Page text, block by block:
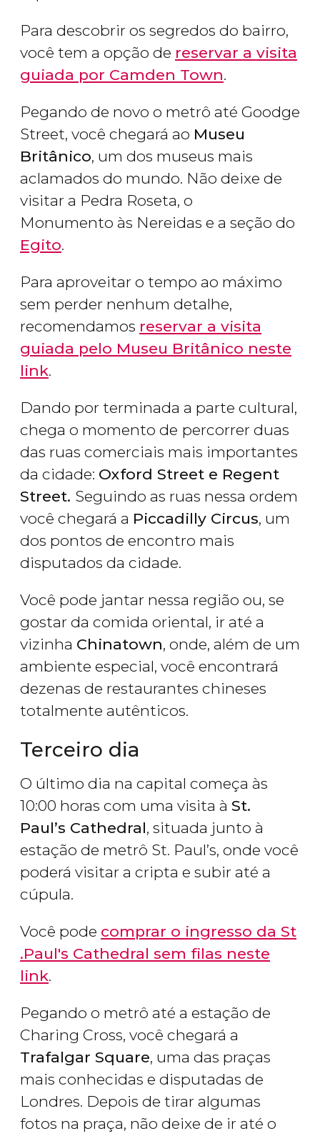
Para descobrir os segredos do bairro,
você tem a opção de reservar a visita
guiada por Camden Town.
Pegando de novo o metrô até Goodge
Street, você chegará ao Museu
Britânico, um dos museus mais
aclamados do mundo. Não deixe de
visitar a Pedra Roseta, o
Monumento às Nereidas e a seção do
Egito.
Para aproveitar o tempo ao máximo
sem perder nenhum detalhe,
recomendamos reservar a visita
guiada pelo Museu Britânico neste
link.
Dando por terminada a parte cultural,
chega o momento de percorrer duas
das ruas comerciais mais importantes
da cidade: Oxford Street e Regent
Street. Seguindo as ruas nessa ordem
você chegará a Piccadilly Circus, um
dos pontos de encontro mais
disputados da cidade.
Você pode jantar nessa região ou, se
gostar da comida oriental, ir até a
vizinha Chinatown, onde, além de um
ambiente especial, você encontrará
dezenas de restaurantes chineses
totalmente autênticos.
Terceiro dia
O último dia na capital começa às
10:00 horas com uma visita à St.
Paul’s Cathedral, situada junto à
estação de metrô St. Paul’s, onde você
poderá visitar a cripta e subir até a
cúpula.
Você pode comprar o ingresso da St
.Paul's Cathedral sem filas neste
link.
Pegando o metrô até a estação de
Charing Cross, você chegará a
Trafalgar Square, uma das praças
mais conhecidas e disputadas de
Londres. Depois de tirar algumas
fotos na praça, não deixe de ir até o